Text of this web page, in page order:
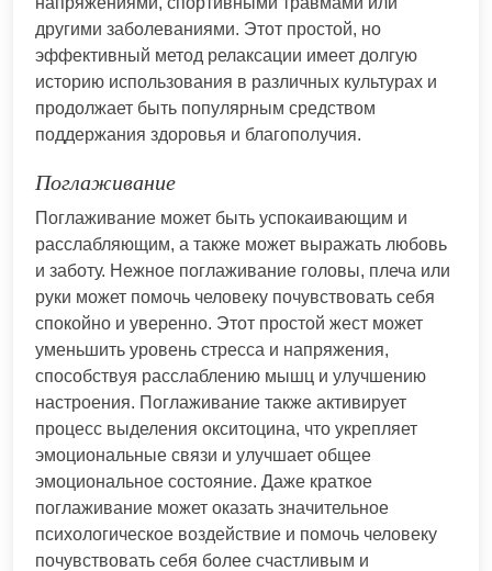
другими заболеваниями. Этот простой, но
эффективный метод релаксации имеет долгую
историю использования в различных культурах и
продолжает быть популярным средством
поддержания здоровья и благополучия.
Поглаживание
Поглаживание может быть успокаивающим и
расслабляющим, а также может выражать любовь
и заботу. Нежное поглаживание головы, плеча или
руки может помочь человеку почувствовать себя
спокойно и уверенно. Этот простой жест может
уменьшить уровень стресса и напряжения,
способствуя расслаблению мышц и улучшению
настроения. Поглаживание также активирует
процесс выделения окситоцина, что укрепляет
эмоциональные связи и улучшает общее
эмоциональное состояние. Даже краткое
поглаживание может оказать значительное
психологическое воздействие и помочь человеку
почувствовать себя более счастливым и